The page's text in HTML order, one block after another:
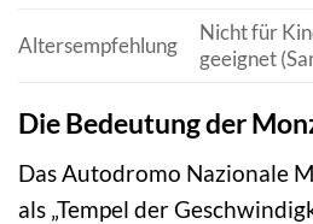
Altersempfehlung
Nicht für
geeignet
Die Bedeutung der
Das Autodromo Nazionale
als „Tempel der